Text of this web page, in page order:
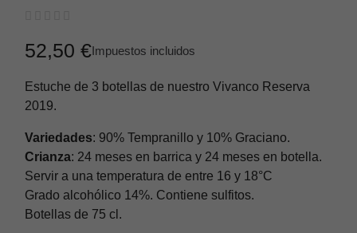
52,50 €Impuestos incluidos
Estuche de 3 botellas de nuestro Vivanco Reserva
2019.
Variedades: 90% Tempranillo y 10% Graciano.
Crianza: 24 meses en barrica y 24 meses en botella.
Servir a una temperatura de entre 16 y 18°C
Grado alcohólico 14%. Contiene sulfitos.
Botellas de 75 cl.